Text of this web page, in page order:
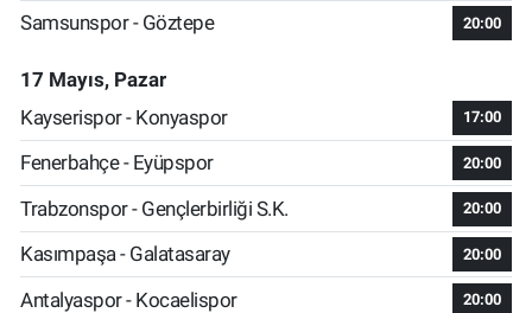
Samsunspor - Göztepe 20:00
17 Mayıs, Pazar
Kayserispor - Konyaspor
17:00
Fenerbahçe - Eyüpspor 20:00
Trabzonspor - Gençlerbirliği S.K. 20:00
Kasımpaşa - Galatasaray 20:00
Antalyaspor - Kocaelispor 20:00